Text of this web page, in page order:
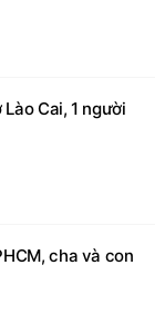
Cai, 1 người
cha và con